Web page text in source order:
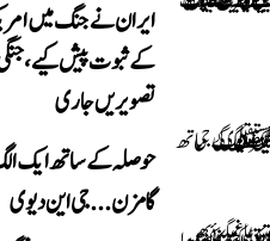
ایران نے جنگ میں
کے ثبوت پیش کیے، جنگی
تصویریں جاری
حوصلہ کے ساتھ ایک
گامزن... جی این دیوی